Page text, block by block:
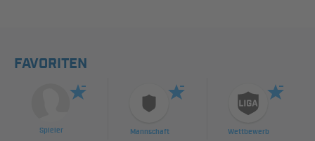
FAVORITEN
Spieler Mannschaft Wettbewerb